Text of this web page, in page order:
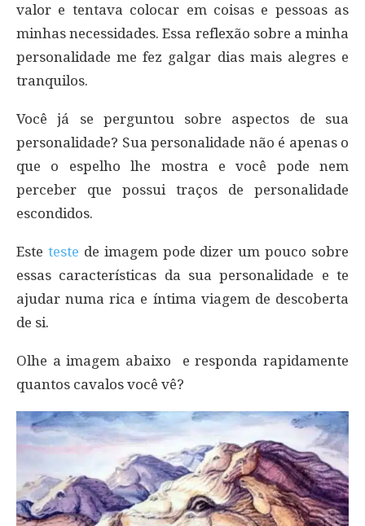
valor e tentava colocar em coisas e pessoas as
minhas necessidades. Essa reflexão sobre a minha
personalidade me fez galgar dias mais alegres e
tranquilos.
Você já se perguntou sobre aspectos de sua
personalidade? Sua personalidade não é apenas o
que o espelho lhe mostra e você pode nem
perceber que possui traços de personalidade
escondidos.
Este teste de imagem pode dizer um pouco sobre
essas características da sua personalidade e te
ajudar numa rica e íntima viagem de descoberta
de si.
Olhe a imagem abaixo e responda rapidamente
quantos cavalos você vê?